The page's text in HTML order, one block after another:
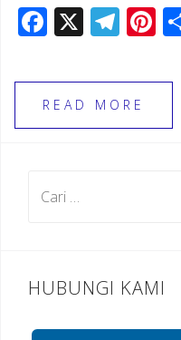
F
c
e
b
o
X T
e
gr
a
Pi
te
e
READ MORE
HUBUNGI KAMI